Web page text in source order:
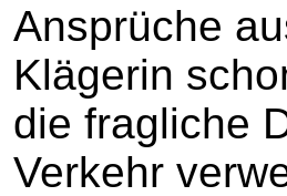
Ansprüche
Klägerin
die fragliche
Verkehr